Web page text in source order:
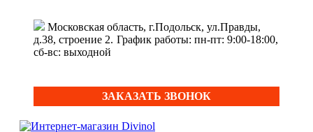
Московская область, г.Подольск, ул.Правды,
д.38, строение 2. График работы: пн-пт: 9:00-18:00,
сб-вс: выходной
ЗАКАЗАТЬ ЗВОНОК